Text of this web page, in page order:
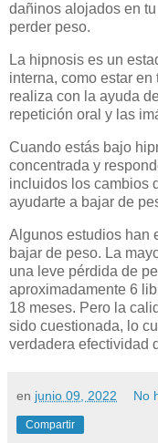
dañinos alojados en
perder peso.
La hipnosis es un
interna, como estar
realiza con la ayuda
repetición oral y las
Cuando estás bajo
concentrada y
incluidos los cambios
ayudarte a bajar de
Algunos estudios han
bajar de peso. La
una leve pérdida de
aproximadamente 6
18 meses. Pero la
sido cuestionada, lo
verdadera efectividad
en junio 09, 2022 No
Compartir